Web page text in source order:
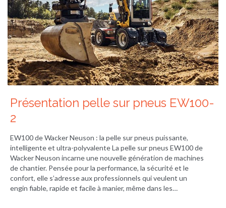
Présentation pelle sur pneus EW100-
2
EW100 de Wacker Neuson : la pelle sur pneus puissante,
intelligente et ultra-polyvalente La pelle sur pneus EW100 de
Wacker Neuson incarne une nouvelle génération de machines
de chantier. Pensée pour la performance, la sécurité et le
confort, elle s’adresse aux professionnels qui veulent un
engin fiable, rapide et facile à manier, même dans les…